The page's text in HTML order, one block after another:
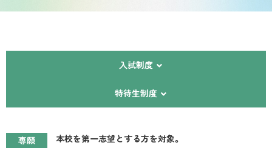
入試制度
特待生制度
専願 本校を第一志望とする方を対象。